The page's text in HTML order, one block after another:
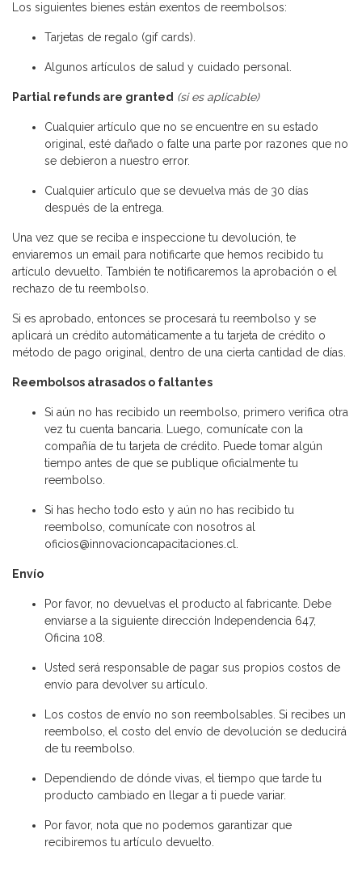
Los siguientes bienes están exentos de reembolsos:
Tarjetas de regalo (gif cards).
Algunos artículos de salud y cuidado personal.
Partial refunds are granted (si es aplicable)
Cualquier artículo que no se encuentre en su estado
original, esté dañado o falte una parte por razones que no
se debieron a nuestro error.
Cualquier artículo que se devuelva más de 30 días
después de la entrega.
Una vez que se reciba e inspeccione tu devolución, te
enviaremos un email para notificarte que hemos recibido tu
artículo devuelto. También te notificaremos la aprobación o el
rechazo de tu reembolso.
Si es aprobado, entonces se procesará tu reembolso y se
aplicará un crédito automáticamente a tu tarjeta de crédito o
método de pago original, dentro de una cierta cantidad de días.
Reembolsos atrasados ​​o faltantes
Si aún no has recibido un reembolso, primero verifica otra
vez tu cuenta bancaria. Luego, comunícate con la
compañía de tu tarjeta de crédito. Puede tomar algún
tiempo antes de que se publique oficialmente tu
reembolso.
Si has hecho todo esto y aún no has recibido tu
reembolso, comunícate con nosotros al
oficios@innovacioncapacitaciones.cl.
Envío
Por favor, no devuelvas el producto al fabricante. Debe
enviarse a la siguiente dirección Independencia 647,
Oficina 108.
Usted será responsable de pagar sus propios costos de
envío para devolver su artículo.
Los costos de envío no son reembolsables. Si recibes un
reembolso, el costo del envío de devolución se deducirá
de tu reembolso.
Dependiendo de dónde vivas, el tiempo que tarde tu
producto cambiado en llegar a ti puede variar.
Por favor, nota que no podemos garantizar que
recibiremos tu artículo devuelto.